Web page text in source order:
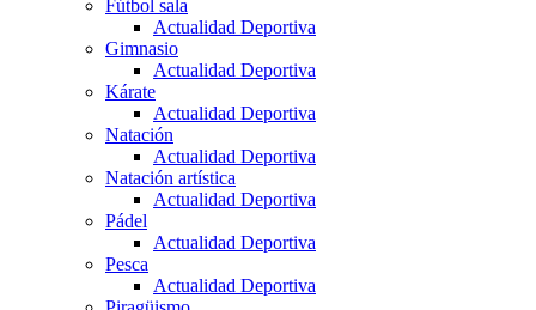
Fútbol sala
Actualidad Deportiva
Gimnasio
Actualidad Deportiva
Kárate
Actualidad Deportiva
Natación
Actualidad Deportiva
Natación artística
Actualidad Deportiva
Pádel
Actualidad Deportiva
Pesca
Actualidad Deportiva